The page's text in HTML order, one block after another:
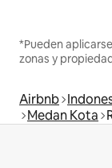
*Pueden
zonas y
Airbnb
Medan Kota